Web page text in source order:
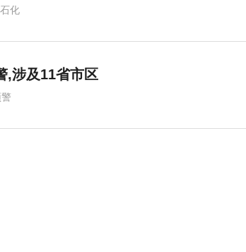
化
,涉及11省市区